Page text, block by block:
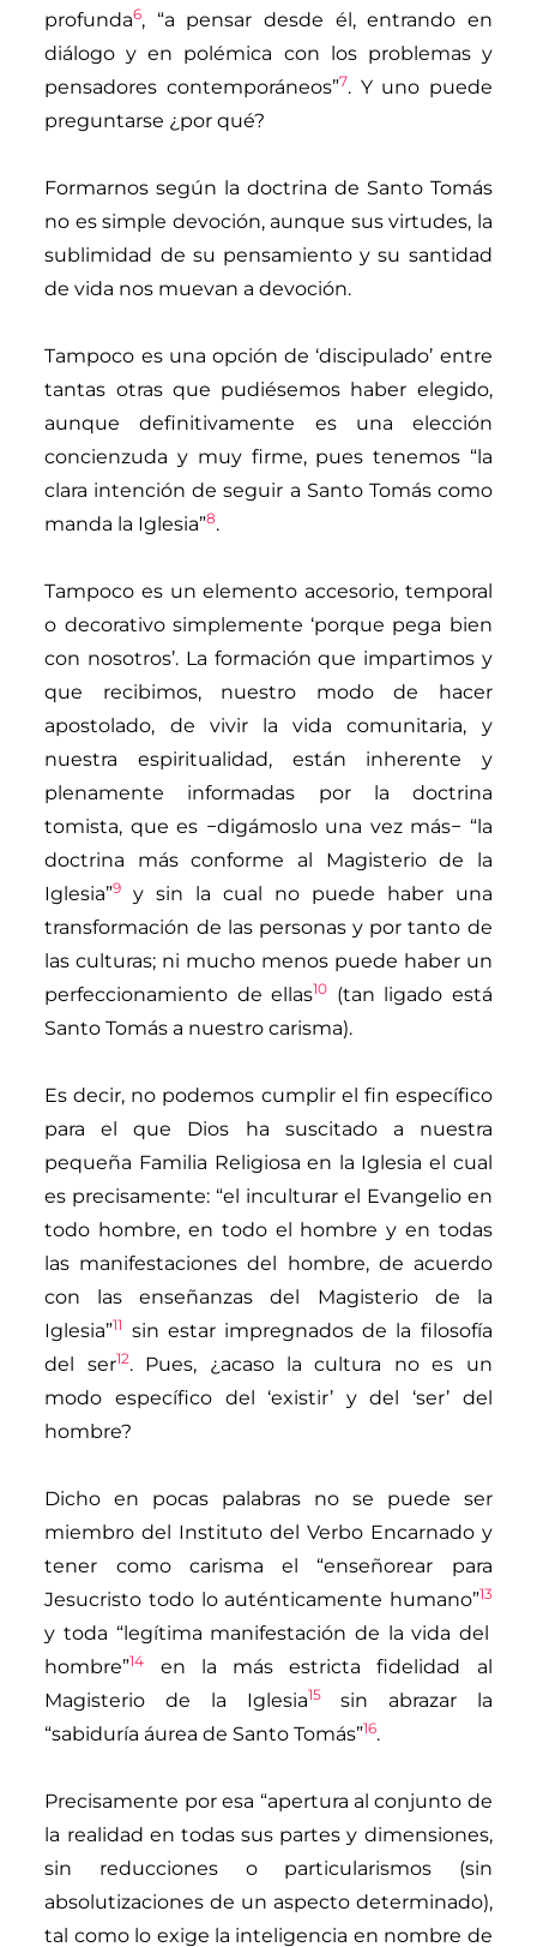
profunda6, “a pensar desde él, entrando en
diálogo y en polémica con los problemas y
pensadores contemporáneos”7. Y uno puede
preguntarse ¿por qué?
Formarnos según la doctrina de Santo Tomás
no es simple devoción, aunque sus virtudes, la
sublimidad de su pensamiento y su santidad
de vida nos muevan a devoción.
Tampoco es una opción de ‘discipulado’ entre
tantas otras que pudiésemos haber elegido,
aunque definitivamente es una elección
concienzuda y muy firme, pues tenemos “la
clara intención de seguir a Santo Tomás como
manda la Iglesia”8.
Tampoco es un elemento accesorio, temporal
o decorativo simplemente ‘porque pega bien
con nosotros’. La formación que impartimos y
que recibimos, nuestro modo de hacer
apostolado, de vivir la vida comunitaria, y
nuestra espiritualidad, están inherente y
plenamente informadas por la doctrina
tomista, que es −digámoslo una vez más− “la
doctrina más conforme al Magisterio de la
Iglesia”9
y sin la cual no puede haber una
transformación de las personas y por tanto de
las culturas; ni mucho menos puede haber un
perfeccionamiento de ellas10 (tan ligado está
Santo Tomás a nuestro carisma).
Es decir, no podemos cumplir el fin específico
para el que Dios ha suscitado a nuestra
pequeña Familia Religiosa en la Iglesia el cual
es precisamente: “el inculturar el Evangelio en
todo hombre, en todo el hombre y en todas
las manifestaciones del hombre, de acuerdo
con las enseñanzas del Magisterio de la
Iglesia”11 sin estar impregnados de la filosofía
del ser12. Pues, ¿acaso la cultura no es un
modo específico del ‘existir’ y del ‘ser’ del
hombre?
Dicho en pocas palabras no se puede ser
miembro del Instituto del Verbo Encarnado y
tener como carisma el “enseñorear para
Jesucristo todo lo auténticamente humano”13
y toda “legítima manifestación de la vida del
hombre”14
en la más estricta fidelidad al
Magisterio de la Iglesia15sin abrazar la
“sabiduría áurea de Santo Tomás”16.
Precisamente por esa “apertura al conjunto de
la realidad en todas sus partes y dimensiones,
sin reducciones o particularismos (sin
absolutizaciones de un aspecto determinado),
tal como lo exige la inteligencia en nombre de